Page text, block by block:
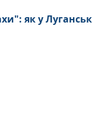
як у